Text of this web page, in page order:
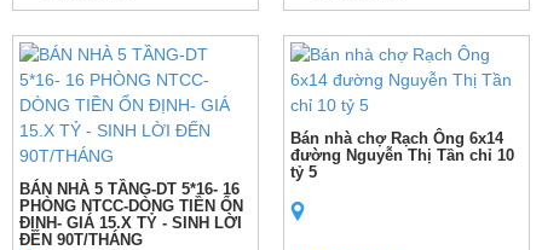
BÁN NHÀ 5 TẦNG-DT 5*16- 16
PHÒNG NTCC-DÒNG TIỀN ỔN
ĐỊNH- GIÁ 15.X TỶ - SINH LỜI
ĐẾN 90T/THÁNG
Bán nhà chợ Rạch Ông 6x14
đường Nguyễn Thị Tần chỉ 10
tỷ 5